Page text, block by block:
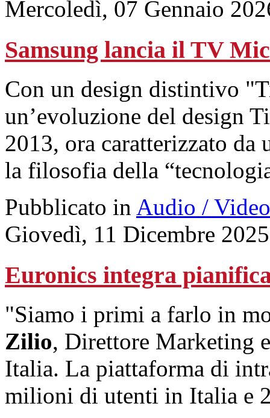
Mercoledì, 07 Gennaio
Samsung lancia il TV
Con un design distintivo
un’evoluzione del design
2013, ora caratterizzato da
la filosofia della
Pubblicato in Audio / Video
Giovedì, 11 Dicembre
Euronics integra
"Siamo i primi a farlo in
Zilio, Direttore Marketing
Italia. La piattaforma di
milioni di utenti in Italia e